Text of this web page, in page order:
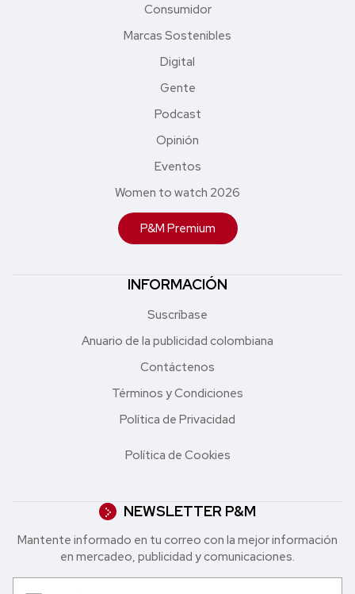
Consumidor
Marcas Sostenibles
Digital
Gente
Podcast
Opinión
Eventos
Women to watch 2026
P&M Premium
INFORMACIÓN
Suscríbase
Anuario de la publicidad colombiana
Contáctenos
Términos y Condiciones
Política de Privacidad
Política de Cookies
NEWSLETTER P&M
Mantente informado en tu correo con la mejor in formación
en mercadeo, publicidad y comunicaciones.